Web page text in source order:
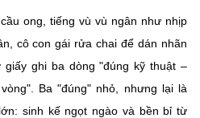
ong, tiếng vù vù ngân như nhịp
cô con gái rửa chai để dán nhãn
ghi ba dòng "đúng kỹ thuật –
Ba "đúng" nhỏ, nhưng lại là
sinh kế ngọt ngào và bền bỉ từ